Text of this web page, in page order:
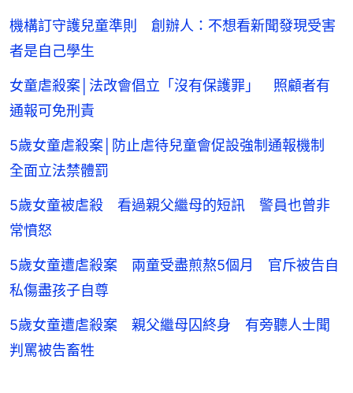
機構訂守護兒童準則 創辦人：不想看新聞發現受害
者是自己學生
女童虐殺案│法改會倡立「沒有保護罪」 照顧者有
通報可免刑責
5歲女童虐殺案│防止虐待兒童會促設強制通報機制
全面立法禁體罰
5歲女童被虐殺 看過親父繼母的短訊 警員也曾非
常憤怒
5歲女童遭虐殺案 兩童受盡煎熬5個月 官斥被告自
私傷盡孩子自尊
5歲女童遭虐殺案 親父繼母囚終身 有旁聽人士聞
判罵被告畜牲